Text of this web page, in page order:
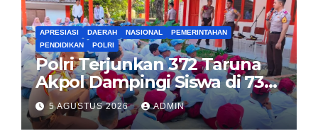
APRESIASI DAERAH NASIONAL
PEMERINTAHAN
PENDIDIKAN
POLRI
Polri Terjunkan 372 Taruna
Akpol Dampingi Siswa di 73
Sekolah Rakyat
5 AGUSTUS 2026 ADMIN